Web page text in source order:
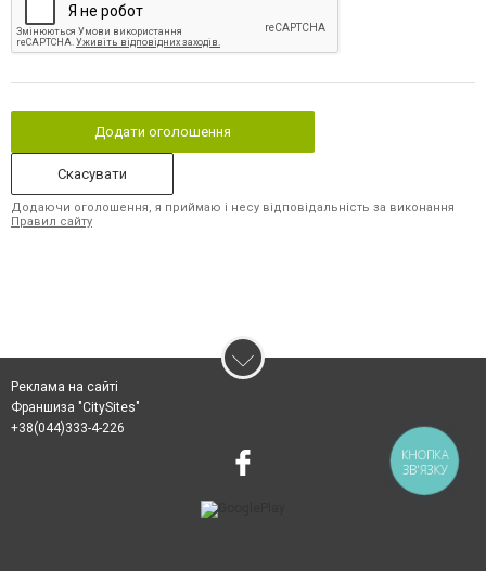
Додати оголошення
Скасувати
Додаючи оголошення, я приймаю і несу відповідальність за виконання
Правил сайту
Реклама на сайті
Франшиза "CitySites"
+38(044)333-4-226
КНОПКА
ЗВ'ЯЗКУ